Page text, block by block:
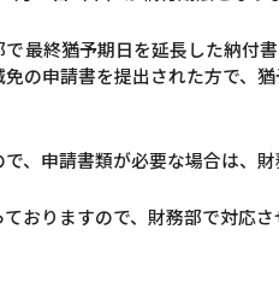
最終猶予期日を延長した納付
の申請書を提出された方で、
、申請書類が必要な場合は、財
おりますので、財務部で対応さ